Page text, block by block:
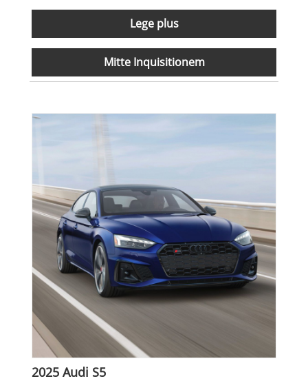
Lege plus
Mitte Inquisitionem
2025 Audi S5